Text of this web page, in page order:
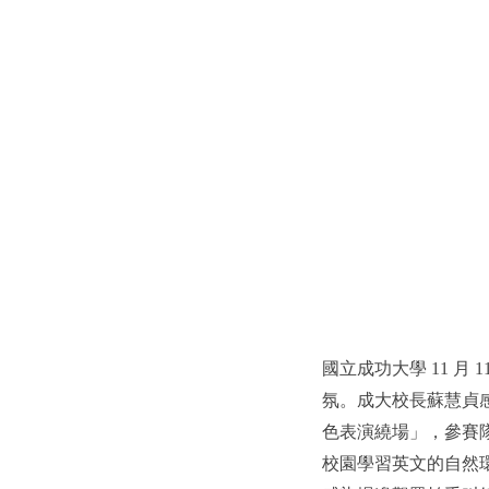
國立成功大學 11 月
氛。成大校長蘇慧貞
色表演繞場」，參賽
校園學習英文的自然